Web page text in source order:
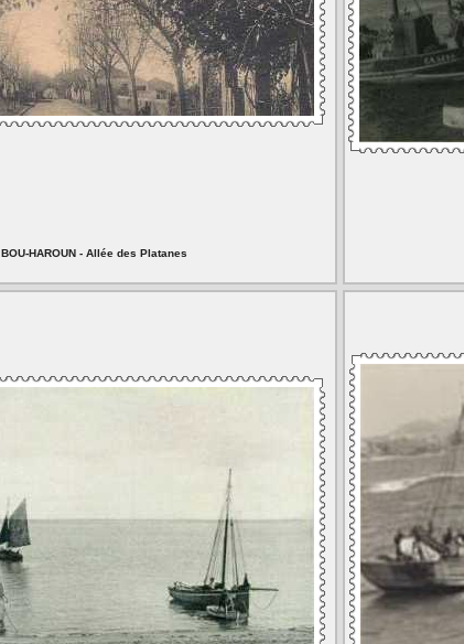
BOU-HAROUN - Allée des Platanes